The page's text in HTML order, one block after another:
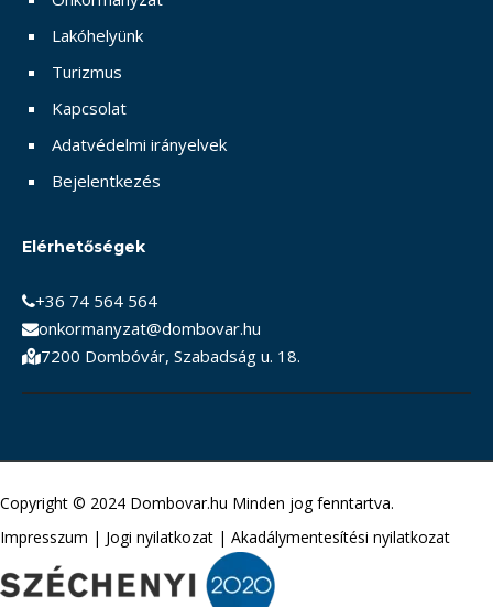
Lakóhelyünk
Turizmus
Kapcsolat
Adatvédelmi irányelvek
Bejelentkezés
Elérhetőségek
+36 74 564 564
onkormanyzat@dombovar.hu
7200 Dombóvár, Szabadság u. 18.
Copyright © 2024 Dombovar.hu Minden jog fenntartva.
Impresszum | Jogi nyilatkozat | Akadálymentesítési nyilatkozat